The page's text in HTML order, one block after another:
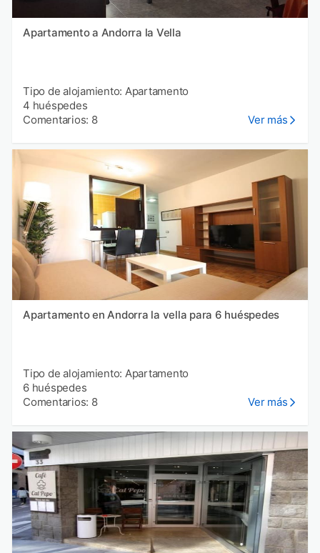
Apartamento a Andorra la Vella
Tipo de alojamiento: Apartamento
4 huéspedes
Comentarios: 8
Ver más
Apartamento en Andorra la vella para 6 huéspedes
Tipo de alojamiento: Apartamento
6 huéspedes
Comentarios: 8
Ver más